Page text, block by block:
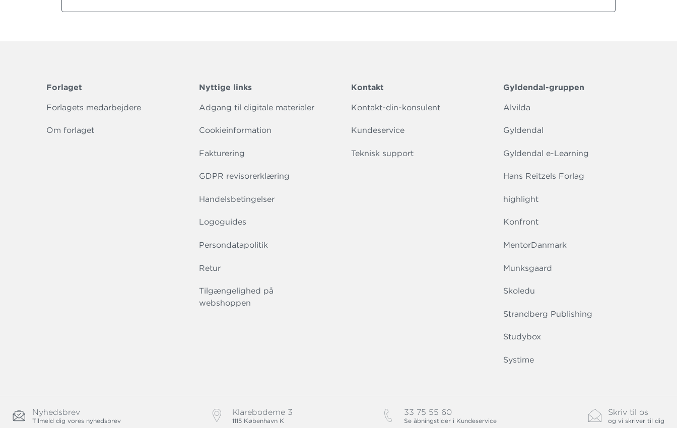
Forlaget
Forlagets medarbejdere
Om forlaget
Nyttige links
Adgang til digitale materialer
Cookieinformation
Fakturering
GDPR revisorerklæring
Handelsbetingelser
Logoguides
Persondatapolitik
Retur
Tilgængelighed på
webshoppen
Kontakt
Kontakt-din-konsulent
Kundeservice
Teknisk support
Gyldendal-gruppen
Alvilda
Gyldendal
Gyldendal e-Learning
Hans Reitzels Forlag
highlight
Konfront
MentorDanmark
Munksgaard
Skoledu
Strandberg Publishing
Studybox
Systime
Nyhedsbrev
Tilmeld dig vores nyhedsbrev
Klareboderne 3
1115 København K
33 75 55 60
Se åbningstider i Kundeservice
Skriv til os
og vi skriver til dig